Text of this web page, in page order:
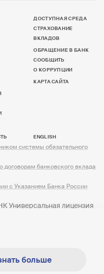
ДОСТУПНАЯ СРЕДА
СТРАХОВАНИЕ
ВКЛАДОВ
ОБРАЩЕНИЕ В БАНК
СООБЩИТЬ
О КОРРУПЦИИ
КАРТА САЙТА
ENGLISH
лицензия
системы обязательного
банковского вклада
с Указанием Банка России
больше